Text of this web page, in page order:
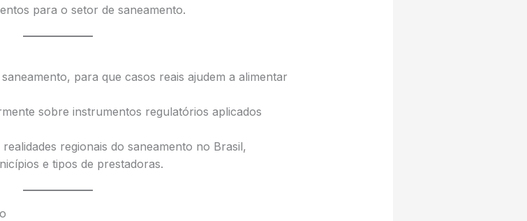
para o setor de saneamento.
para que casos reais ajudem a alimentar
sobre instrumentos regulatórios aplicados
regionais do saneamento no Brasil,
e tipos de prestadoras.